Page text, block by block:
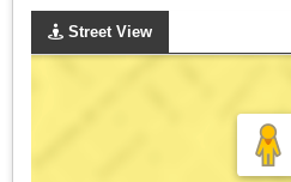
Street View